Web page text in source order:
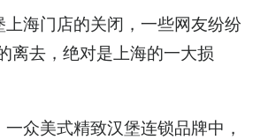
海门店的关闭，一些网友纷纷
离去，绝对是上海的一大损
众美式精致汉堡连锁品牌中，